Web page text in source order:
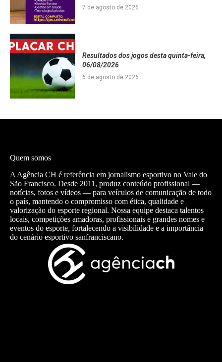
7 de agosto de 2026
Resultados dos jogos desta quinta-feira,
06/08/2026
6 de agosto de 2026
Quem somos
A Agência CH é referência em jornalismo esportivo no Vale do
São Francisco. Desde 2011, produz conteúdo profissional —
notícias, fotos e vídeos — para veículos de comunicação de todo
o país, mantendo o compromisso com ética, qualidade e
valorização do esporte regional. Nossa equipe destaca talentos
locais, competições amadoras, profissionais e grandes nomes e
eventos do esporte, fortalecendo a visibilidade e a importância
do cenário esportivo sanfranciscano.